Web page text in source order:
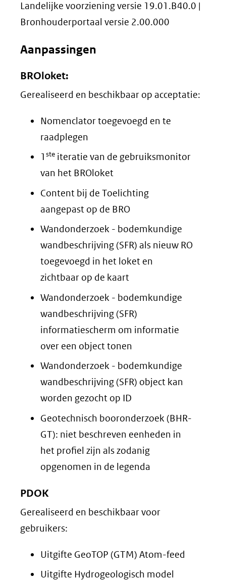
Landelijke voorziening versie 19.01.B40.0 |
Bronhouderportaal versie 2.00.000
Aanpassingen
BROloket:
Gerealiseerd en beschikbaar op acceptatie:
Nomenclator toegevoegd en te
raadplegen
1 ste iteratie van de gebruiksmonitor
van het BROloket
Content bij de Toelichting
aangepast op de BRO
Wandonderzoek - bodemkundige
wandbeschrijving (SFR) als nieuw RO
toegevoegd in het loket en
zichtbaar op de kaart
Wandonderzoek - bodemkundige
wandbeschrijving (SFR)
informatiescherm om informatie
over een object tonen
Wandonderzoek - bodemkundige
wandbeschrijving (SFR) object kan
worden gezocht op ID
Geotechnisch booronderzoek (BHR-
GT): niet beschreven eenheden in
het profiel zijn als zodanig
opgenomen in de legenda
PDOK
Gerealiseerd en beschikbaar voor
gebruikers:
Uitgifte GeoTOP (GTM) Atom-feed
Uitgifte Hydrogeologisch model